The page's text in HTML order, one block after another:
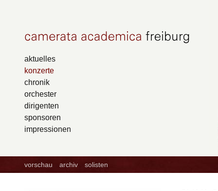
aktuelles
konzerte
chronik
orchester
dirigenten
sponsoren
impressionen
vorschau archiv solisten